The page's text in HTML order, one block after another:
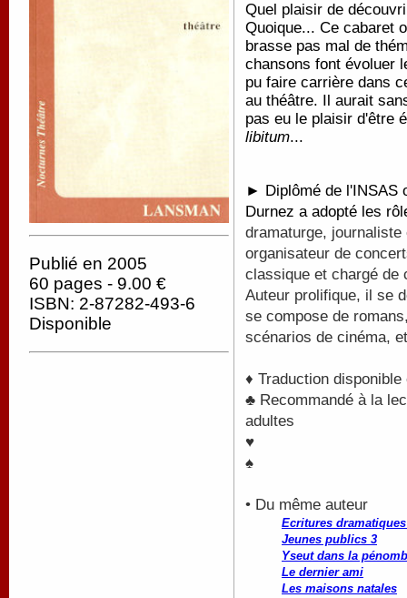
Publié en 2005
60 pages - 9.00 €
ISBN: 2-87282-493-6
Disponible
Quel plaisir de
Quoique... Ce cabaret
brasse pas mal de
chansons font évoluer
pu faire carrière dans
au théâtre. Il aurait
pas eu le plaisir d'être
libitum...
► Diplômé de l'INSAS
Durnez a adopté les
dramaturge,
organisateur de
classique et chargé de
Auteur prolifique, il se
se compose de
scénarios de cinéma,
♦ Traduction
♣ Recommandé à la
adultes
♥
♠
• Du même auteur
Ecritures
Jeunes publics 3
Yseut dans la
Le dernier ami
Les maisons natales